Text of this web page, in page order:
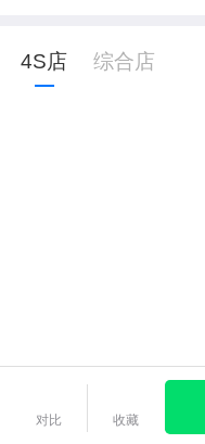
4S店 综合店
对比 收藏